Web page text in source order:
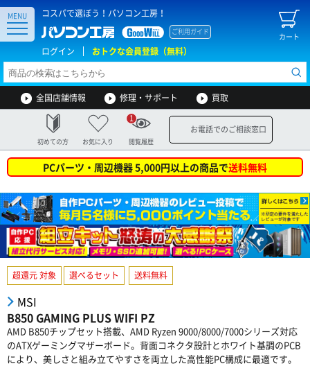
コスパで選ぼう！パソコン工房！
カート
ご利用ガイド
ログイン おトクな会員登録（無料）
MENU
全国店舗情報 修理・サポート 買取
初めての方 お気に入り 閲覧履歴
1
お電話でのご相談窓口
PCパーツ・周辺機器 5,000円以上の商品で送料無料
超還元 対象 選べるセット 送料無料
MSI
B850 GAMING PLUS WIFI PZ
AMD B850チップセット搭載、AMD Ryzen 9000/8000/7000シリーズ対応
のATXゲーミングマザーボード。背面コネクタ設計とホワイト基調のPCB
により、美しさと組み立てやすさを両立した高性能PC構成に最適です。